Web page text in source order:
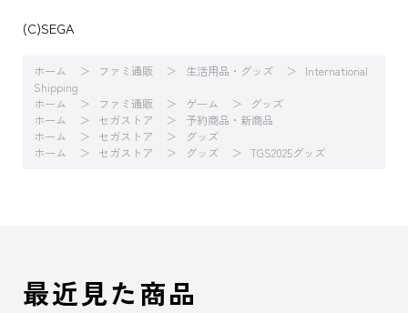
(C)SEGA
ホーム ファミ通販 生活用品・グッズ
International
Shipping
ホーム
ファミ通販 ゲーム
グッズ
ホーム
セガストア
予約商品・新商品
ホーム
セガストア
グッズ
ホーム
セガストア グッズ TGS2025グッズ
最近見た商品